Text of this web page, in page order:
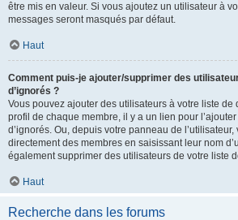
être mis en valeur. Si vous ajoutez un utilisateur à
messages seront masqués par défaut.
Haut
Comment puis-je ajouter/supprimer des
d’ignorés ?
Vous pouvez ajouter des utilisateurs à votre liste de
profil de chaque membre, il y a un lien pour
d’ignorés. Ou, depuis votre panneau de
directement des membres en saisissant leur nom
également supprimer des utilisateurs de votre liste
Haut
Recherche dans les forums